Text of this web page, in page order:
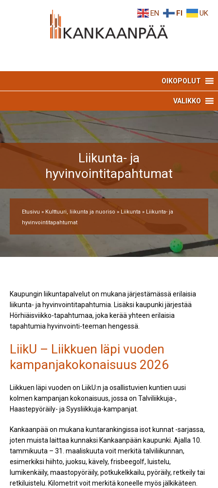
OIKOPOLUT
VALIKKO
Liikunta- ja
hyvinvointitapahtumat
Etusivu » Kulttuuri, liikunta ja nuoriso » Liikunta » Liikunta- ja
hyvinvointitapahtumat
Kaupungin liikuntapalvelut on mukana järjestämässä erilaisia
liikunta- ja hyvinvointitapahtumia. Lisäksi kaupunki järjestää
Hörhiäisviikko-tapahtumaa, joka kerää yhteen erilaisia
tapahtumia hyvinvointi-teeman hengessä.
LiikU – Liikkuen läpi vuoden
kampanjakokonaisuus 2026
Liikkuen läpi vuoden on LiikU:n ja osallistuvien kuntien uusi
kolmen kampanjan kokonaisuus, jossa on Talviliikkuja-,
Haastepyöräily- ja Syysliikkuja-kampanjat.
Kankaanpää on mukana kuntarankingissa isot kunnat -sarjassa,
joten muista laittaa kunnaksi Kankaanpään kaupunki. Ajalla 10.
tammikuuta – 31. maaliskuuta voit merkitä talviliikunnan,
esimerkiksi hiihto, juoksu, kävely, frisbeegolf, luistelu,
lumikenkäily, maastopyöräily, potkukelkkailu, pyöräily, retkeily tai
retkiluistelu. Kilometrit voit merkitä koneelle myös jälkikäteen.
EN FI UK